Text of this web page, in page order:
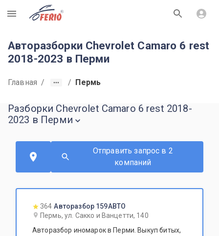
R
Авторазборки Chevrolet Camaro 6 rest
2018-2023 в Перми
Главная / / Пермь
Разборки Chevrolet Camaro 6 rest 2018-
2023 в Перми
Отправить запрос в 2
компаний
364 Авторазбор 159АВТО
Пермь, ул. Сакко и Ванцетти, 140
Авторазбор иномарок в Перми. Выкуп битых,